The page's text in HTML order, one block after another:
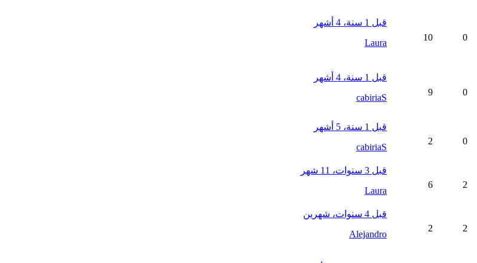
0
10
قبل 1 سنة، 4 أشهر
Laura
0
9
قبل 1 سنة، 4 أشهر
cabiriaS
0
2
قبل 1 سنة، 5 أشهر
cabiriaS
2
6
قبل 3 سنوات، 11 شهر
Laura
2
2
قبل 4 سنوات، شهرين
Alejandro